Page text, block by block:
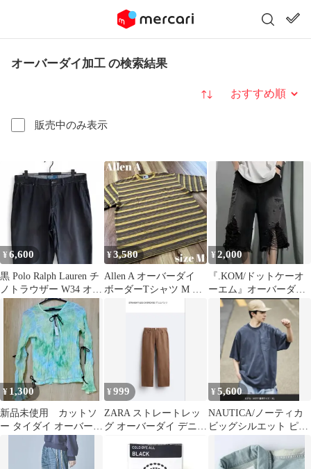
オーバーダイ加工 の検索結果
販売中のみ表示
並び替え
¥6,600
黒 Polo Ralph Lauren チ
ノトラウザー W34 オー
バーダイ
¥3,580
Allen A オーバーダイ
ボーダーTシャツ M 美
¥2,000
『.KOM/ドットケーオ
ーエム』オーバーダイ
ダメージショーツ
【Y】【CN】
¥ 1,300
新品未使用 カットソ
ー タイダイ オーバーラ
ップ OVERLAP タイダ
¥999
ZARA ストレートレッ
グ オーバーダイ デニム
¥5,600
NAUTICA/ノーティカ
ビッグシルエット ピグ